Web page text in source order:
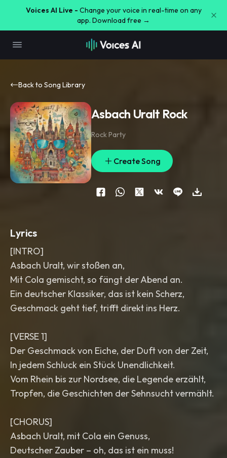
Voices AI Live - Change your voice in real-time on any
app. Download free →
Back to Song Library
Asbach Uralt Rock
Rock Party
Create Song
Lyrics
[INTRO]
Asbach Uralt, wir stoßen an,
Mit Cola gemischt, so fängt der Abend an.
Ein deutscher Klassiker, das ist kein Scherz,
Geschmack geht tief, trifft direkt ins Herz.
[VERSE 1]
Der Geschmack von Eiche, der Duft von der Zeit,
In jedem Schluck ein Stück Unendlichkeit.
Vom Rhein bis zur Nordsee, die Legende erzählt,
Tropfen, die Geschichten der Sehnsucht vermählt.
[CHORUS]
Asbach Uralt, mit Cola ein Genuss,
Deutscher Zauber – oh, das ist ein muss!